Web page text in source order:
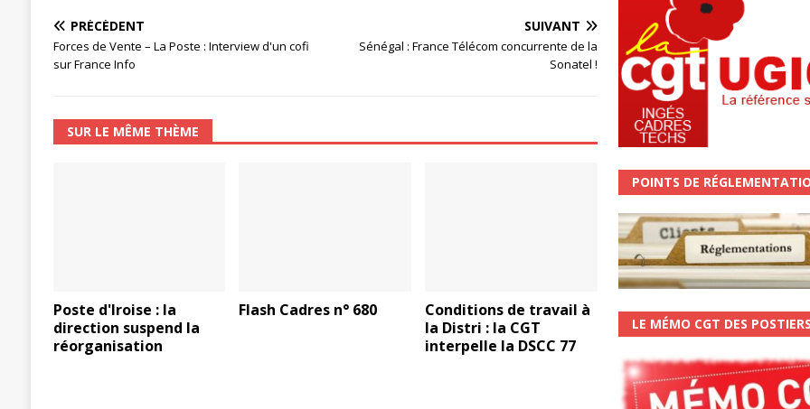
PRÉCÉDENT
Forces de Vente – La Poste : Interview d'un cofi
sur France Info
SUIVANT
Sénégal : France Télécom concurrente de la
Sonatel !
SUR LE MÊME THÈME
Poste d'Iroise : la
direction suspend la
réorganisation
Flash Cadres n° 680
Conditions de travail à
la Distri : la CGT
interpelle la DSCC 77
POINTS DE
LE MÉMO CGT DES